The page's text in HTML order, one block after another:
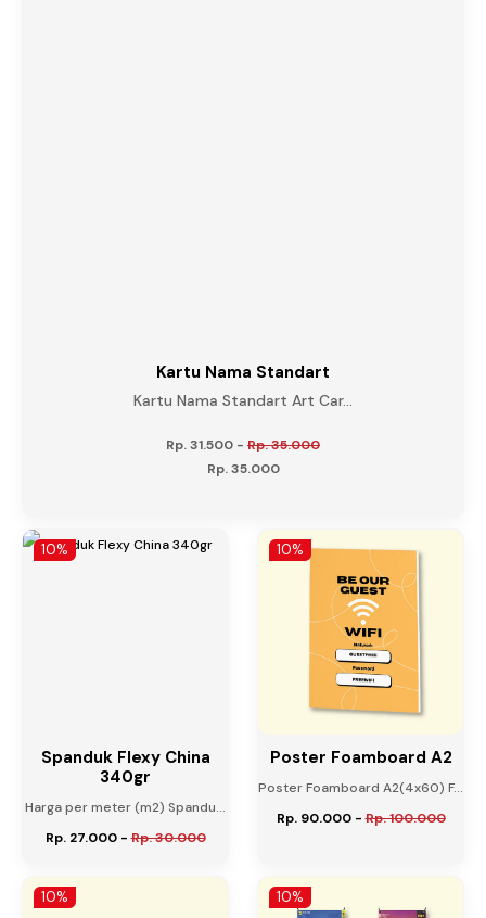
Kartu Nama Standart
Kartu Nama Standart Art Car...
Rp. 31.500 - Rp. 35.000
Rp. 35.000
10%
Spanduk Flexy China
340gr
Harga per meter (m2) Spandu...
Rp. 27.000-Rp. 30.000
10%
Poster Foamboard A2
Poster Foamboard A2(4x60) F...
Rp. 90.000-Rp. 100.000
10% 10%